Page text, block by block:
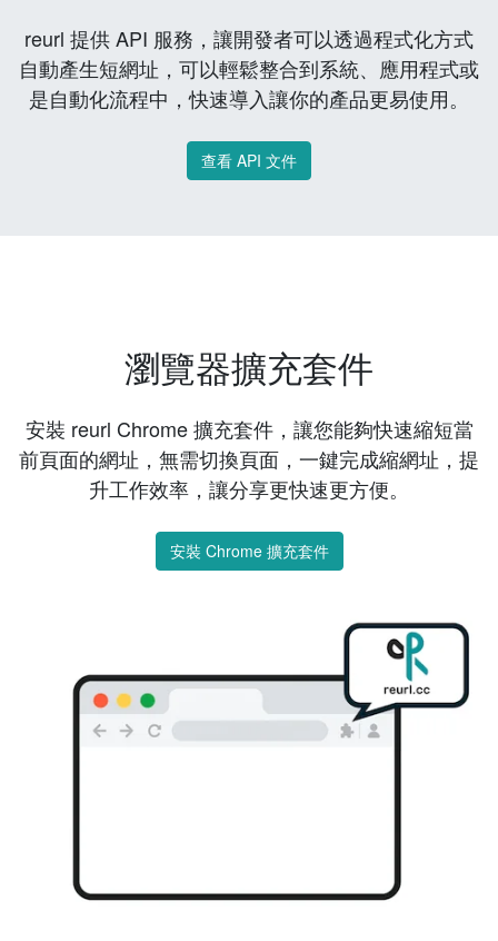
reurl 提供 API 服務，讓開發者可以透過程式化方式
自動產生短網址，可以輕鬆整合到系統、應用程式或
是自動化流程中，快速導入讓你的產品更易使用。
查看 API 文件
瀏覽器擴充套件
安裝 reurl Chrome 擴充套件，讓您能夠快速縮短當
前頁面的網址，無需切換頁面，一鍵完成縮網址，提
升工作效率，讓分享更快速更方便。
安裝 Chrome 擴充套件